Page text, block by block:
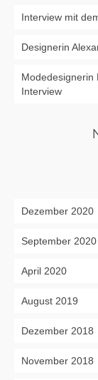
Interview mit
Designerin
Modedesignerin
Interview
Dezember 2020
September 2020
April 2020
August 2019
Dezember 2018
November 2018